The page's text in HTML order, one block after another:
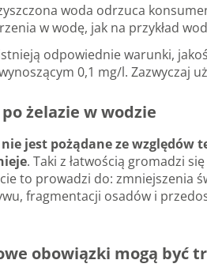
woda odrzuca
w wodę, jak na przykład
odpowiednie warunki,
0,1 mg/l. Zazwyczaj
żelazie w wodzie
nie jest pożądane ze
. Taki z łatwością gromadzi
to prowadzi do: zmniejszenia
fragmentacji osadów i
obowiązki mogą być